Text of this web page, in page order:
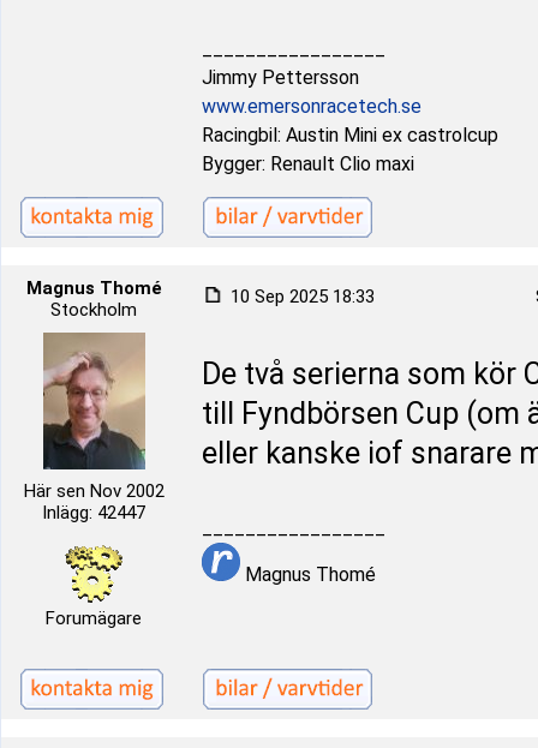
Jimmy Pettersson
www.emersonracetech.se
Racingbil: Austin Mini ex castrolcup
Bygger: Renault Clio maxi
Magnus Thomé
Stockholm
Här sen Nov 2002
Inlägg: 42447
Forumägare
10 Sep 2025 18:33
De två serierna som kör
till Fyndbörsen Cup (om
eller kanske iof snarare
Magnus Thomé